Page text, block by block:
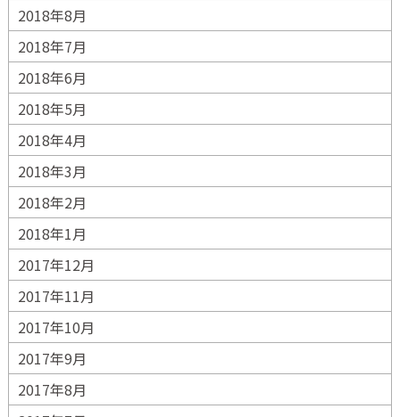
2018年8月
2018年7月
2018年6月
2018年5月
2018年4月
2018年3月
2018年2月
2018年1月
2017年12月
2017年11月
2017年10月
2017年9月
2017年8月